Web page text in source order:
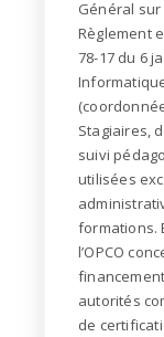
Général
Règlement
78-17 du 6
Stagiaires,
suivi
utilisées
formations.
l’OPCO
autorités
de